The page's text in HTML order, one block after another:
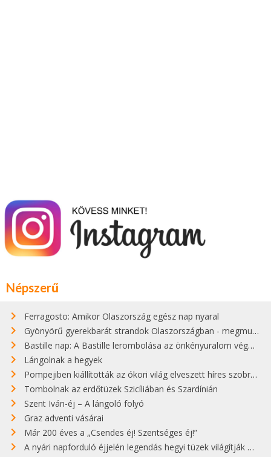
Népszerű
Ferragosto: Amikor Olaszország egész nap nyaral
Gyönyörű gyerekbarát strandok Olaszországban - megmutatjuk a 15 legjobbat
Bastille nap: A Bastille lerombolása az önkényuralom végét jelentette
Lángolnak a hegyek
Pompejiben kiállították az ókori világ elveszett híres szobrának másolatát
Tombolnak az erdőtüzek Szicíliában és Szardínián
Szent Iván-éj – A lángoló folyó
Graz adventi vásárai
Már 200 éves a „Csendes éj! Szentséges éj!”
A nyári napforduló éjjelén legendás hegyi tüzek világítják meg Zugspitzét